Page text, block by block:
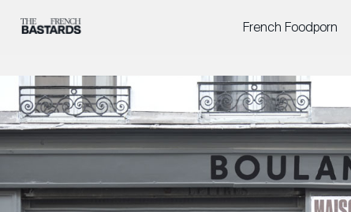
French Foodporn